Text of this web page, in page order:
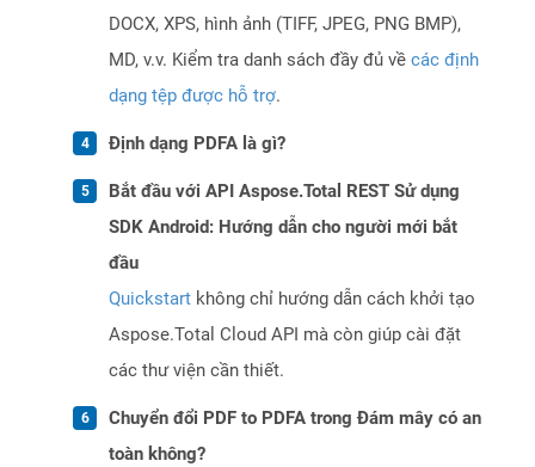
DOCX, XPS, hình ảnh (TIFF, JPEG, PNG BMP),
MD, v.v. Kiểm tra danh sách đầy đủ về các định
dạng tệp được hỗ trợ.
Định dạng PDFA là gì?
Bắt đầu với API Aspose.Total REST Sử dụng
SDK Android: Hướng dẫn cho người mới bắt
đầu
Quickstart không chỉ hướng dẫn cách khởi tạo
Aspose.Total Cloud API mà còn giúp cài đặt
các thư viện cần thiết.
Chuyển đổi PDF to PDFA trong Đám mây có an
toàn không?